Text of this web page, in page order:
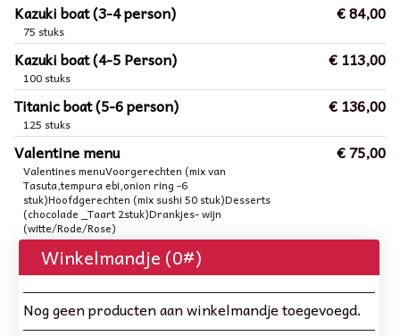
Kazuki boat (3-4 person)
75 stuks
€ 84,00
Kazuki boat (4-5 Person)
100 stuks
€ 113,00
Titanic boat (5-6 person)
125 stuks
€ 136,00
Valentine menu
Valentines menuVoorgerechten (mix van
Tasuta,tempura ebi,onion ring -6
stuk)Hoofdgerechten (mix sushi 50 stuk)Desserts
(chocolade _Taart 2stuk)Drankjes- wijn
(witte/Rode/Rose)
€ 75,00
Winkelmandje (0#)
Nog geen producten aan winkelmandje toegevoegd.